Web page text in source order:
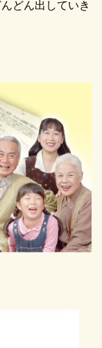
どん出していき